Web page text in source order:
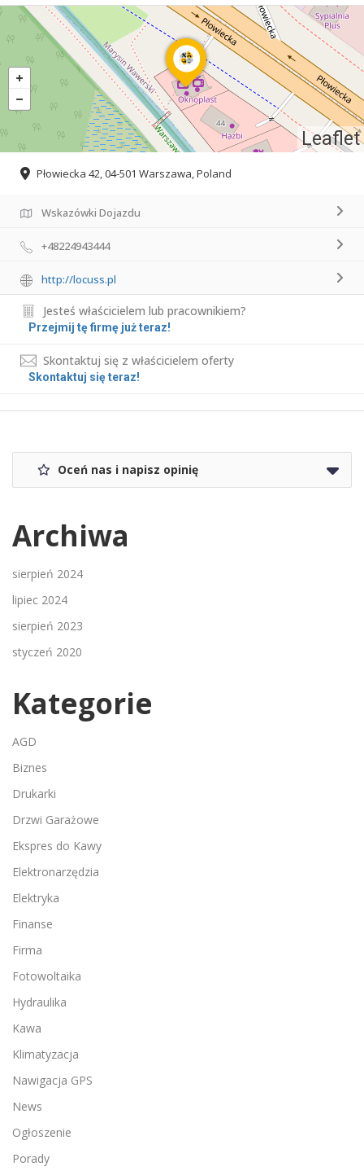
Leaflet
Płowiecka 42, 04-501 Warszawa, Poland
Wskazówki Dojazdu
+48224943444
http://locuss.pl
Jesteś właścicielem lub pracownikiem?
Przejmij tę firmę już teraz!
Skontaktuj się z właścicielem oferty
Skontaktuj się teraz!
Oceń nas i napisz opinię
Archiwa
sierpień 2024
lipiec 2024
sierpień 2023
styczeń 2020
Kategorie
AGD
Biznes
Drukarki
Drzwi Garażowe
Ekspres do Kawy
Elektronarzędzia
Elektryka
Finanse
Firma
Fotowoltaika
Hydraulika
Kawa
Klimatyzacja
Nawigacja GPS
News
Ogłoszenie
Porady